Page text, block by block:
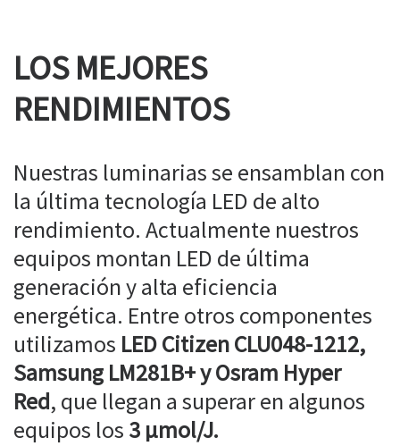
LOS MEJORES
RENDIMIENTOS
Nuestras luminarias se ensamblan con
la última tecnología LED de alto
rendimiento. Actualmente nuestros
equipos montan LED de última
generación y alta eficiencia
energética. Entre otros componentes
utilizamos LED Citizen CLU048-1212,
Samsung LM281B+ y Osram Hyper
Red, que llegan a superar en algunos
equipos los 3 µmol/J.